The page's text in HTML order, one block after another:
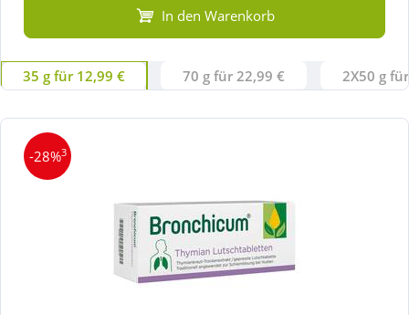
In den Warenkorb
35 g für 12,99 € 70 g für 22,99 € 2X50 g
-28%3